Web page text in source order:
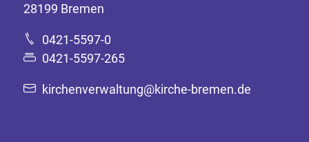
28199 Bremen
0421-5597-0
0421-5597-265
kirchenverwaltung@kirche-bremen.de